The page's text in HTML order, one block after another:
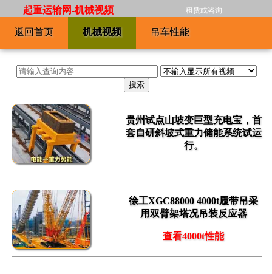
起重运输网-机械视频 租赁或咨询
返回首页 机械视频 吊车性能
贵州试点山坡变巨型充电宝，首
套自研斜坡式重力储能系统试运
行。
徐工XGC88000 4000t履带吊采
用双臂架塔况吊装反应器
查看4000t性能